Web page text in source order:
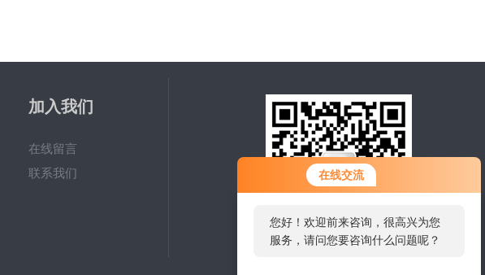
在线交流
您好！欢迎前来咨询，很高兴为您
服务，请问您要咨询什么问题呢？
加入我们
在线留言
联系我们